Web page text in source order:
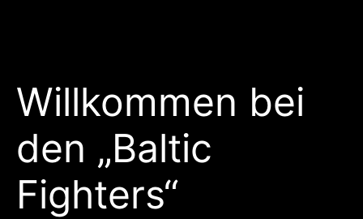
German
Fight
Willkommen bei
den „Baltic
Fighters“